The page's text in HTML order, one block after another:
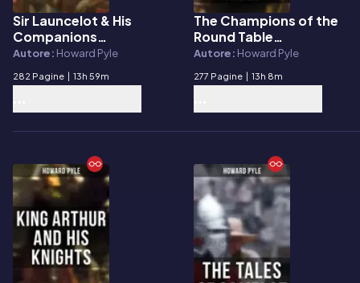
E-book
Sir Launcelot & His
Companions
(Unabridged)
Autore: Howard Pyle
282 Pagine | 13h 59m
E-book
The Champions of the
Round Table
(Unabridged)
Autore: Howard Pyle
277 Pagine | 13h 8m